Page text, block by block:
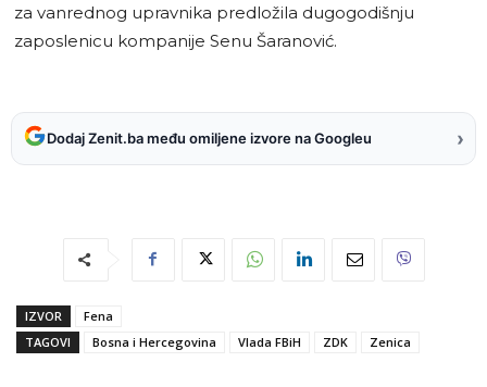
za vanrednog upravnika predložila dugogodišnju
zaposlenicu kompanije Senu Šaranović.
Dodaj Zenit.ba među omiljene izvore na Googleu ›
IZVOR
Fena
TAGOVI
Bosna i Hercegovina Vlada FBiH ZDK Zenica